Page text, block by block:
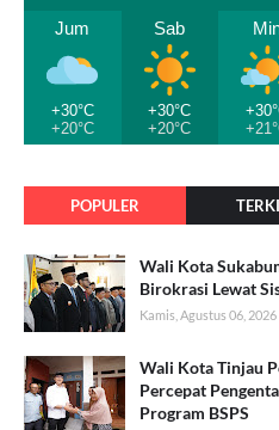
Jum
+30°C
+20°C
Sab
+30°C
+20°C
POPULER
Wali Kota
Birokrasi Lewat
Kamis, Agustus 06, 2026
Wali Kota Tinjau
Percepat
Program BSPS